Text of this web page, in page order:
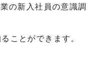
の新入社員の意識調
ことができます。